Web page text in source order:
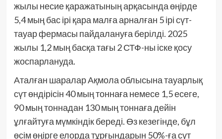
жылы несие қаражатының арқасында өңірде
5,4 мың бас ірі қара малға арналған 5 ірі сүт-
тауар фермасы пайдалануға берілді. 2025
жылы 1,2 мың басқа тағы 2 СТФ-ны іске қосу
жоспарлануда.
Аталған шаралар Ақмола облысына тауарлық
сүт өндірісін 40 мың тоннаға немесе 1,5 есеге,
90 мың тоннадан 130 мың тоннаға дейін
ұлғайтуға мүмкіндік береді. Өз кезегінде, бұл
өсім өңірге елорда тұрғындарын 50%-ға сүт